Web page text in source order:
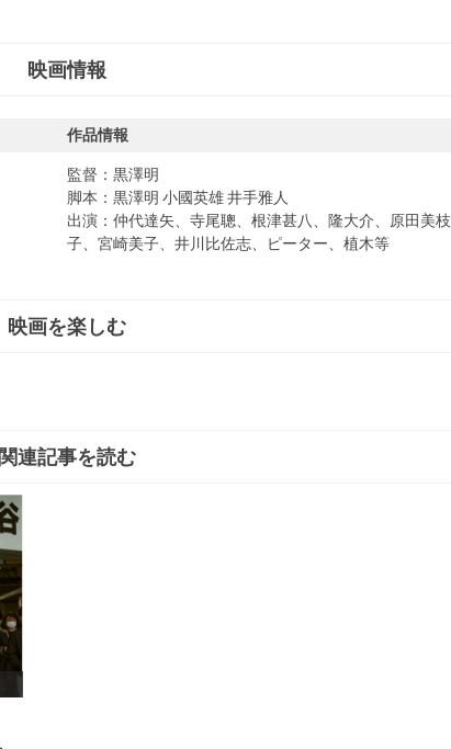
映画情報
作品情報
監督：黒澤明
脚本：黒澤明 小國英雄 井手雅人
出演：仲代達矢、寺尾聰、根津甚八、隆大介、原田美枝
子、宮崎美子、井川比佐志、ピーター、植木等
映画を楽しむ
関連記事を読む